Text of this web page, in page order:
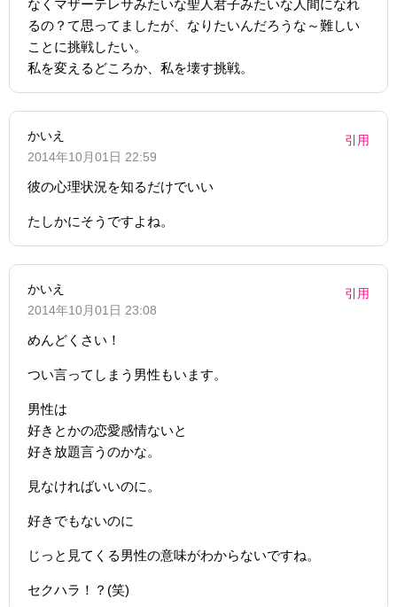
なくマザーテレサみたいな聖人君子みたいな人間になれ
るの？て思ってましたが、なりたいんだろうな～難しい
ことに挑戦したい。
私を変えるどころか、私を壊す挑戦。
かいえ
2014年10月01日 22:59
引用
彼の心理状況を知るだけでいい
たしかにそうですよね。
かいえ
2014年10月01日 23:08
引用
めんどくさい！
つい言ってしまう男性もいます。
男性は
好きとかの恋愛感情ないと
好き放題言うのかな。
見なければいいのに。
好きでもないのに
じっと見てくる男性の意味がわからないですね。
セクハラ！？(笑)